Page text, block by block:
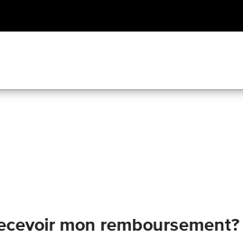
mon remboursement?